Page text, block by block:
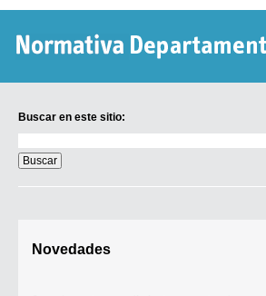
Buscar en este sitio:
en
este
sitio:
Novedades